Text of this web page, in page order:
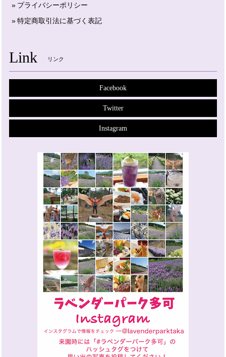
プライバシーポリシー
特定商取引法に基づく表記
Link リンク
Facebook
Twitter
Instagram